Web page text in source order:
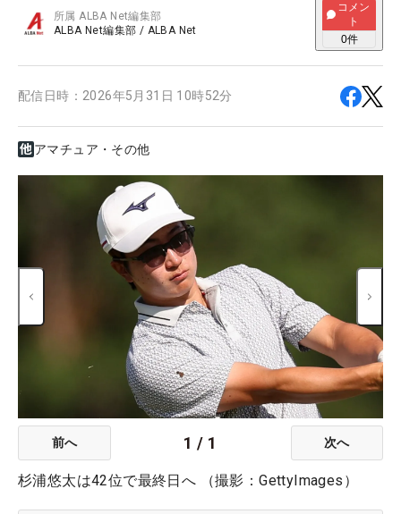
所属ALBA Net編集部
ALBA Net編集部 / ALBA Net
コメン
ト
0件
配信日時： 2026年5月31日 10時52分
アマチュア・その他
前へ 1 / 1 次へ
杉浦悠太は42位で最終日へ （撮影：GettyImages）